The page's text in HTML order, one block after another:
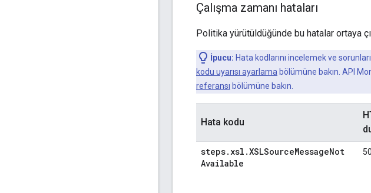
Çalışma zamanı hataları
Politika yürütüldüğünde bu hatalar ortaya
İpucu: Hata kodlarını incelemek ve
kodu uyarısı ayarlama bölümüne bakın. API
referansı bölümüne bakın.
Hata kodu
steps. xsl .XSLSourceMessageNot
Available